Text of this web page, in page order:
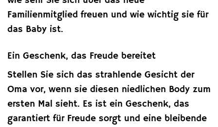
Familienmitglied freuen und wie wichtig sie für
das Baby ist.
Ein Geschenk, das Freude bereitet
Stellen Sie sich das strahlende Gesicht der
Oma vor, wenn sie diesen niedlichen Body zum
ersten Mal sieht. Es ist ein Geschenk, das
garantiert für Freude sorgt und eine bleibende